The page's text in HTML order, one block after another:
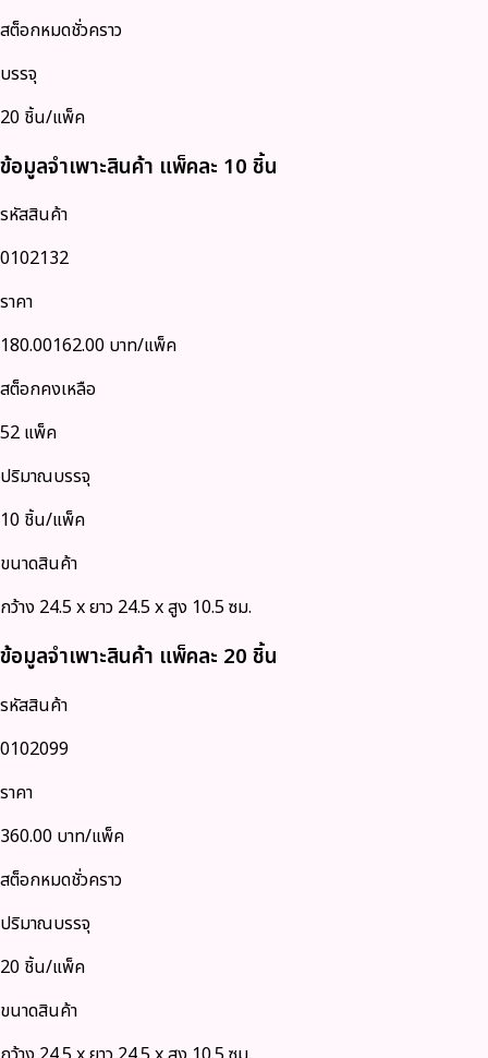
สต็อกหมดชั่วคราว
บรรจุ
20 ชิ้น/แพ็ค
ข้อมูลจำเพาะสินค้า แพ็คละ 10 ชิ้น
รหัสสินค้า
0102132
ราคา
180.00162.00 บาท/แพ็ค
สต็อกคงเหลือ
52 แพ็ค
ปริมาณบรรจุ
10 ชิ้น/แพ็ค
ขนาดสินค้า
กว้าง 24.5 x ยาว 24.5 x สูง 10.5 ซม.
ข้อมูลจำเพาะสินค้า แพ็คละ 20 ชิ้น
รหัสสินค้า
0102099
ราคา
360.00 บาท/แพ็ค
สต็อกหมดชั่วคราว
ปริมาณบรรจุ
20 ชิ้น/แพ็ค
ขนาดสินค้า